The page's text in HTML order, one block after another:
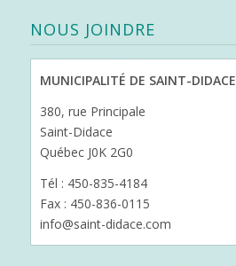
NOUS JOINDRE
MUNICIPALITÉ DE SAINT-DIDACE
380, rue Principale
Saint-Didace
Québec J0K 2G0
Tél : 450-835-4184
Fax : 450-836-0115
info@saint-didace.com